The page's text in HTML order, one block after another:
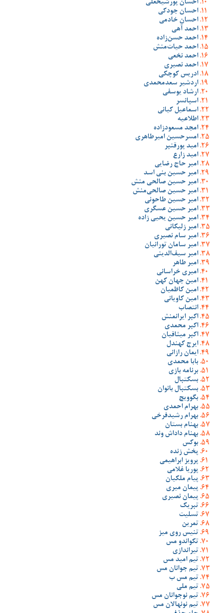
احسان پورشیخعلی
احسان جودکی
احسان خادمی
احمد آهی
احمد حسن‌زاده
احمد حیات‌منش
احمد نخعی
احمد نصیری
ادریس کوچکی
اردشیر سعدمحمدی
ارشاد یوسفی
اسپانسر
اسماعیل کیانی
اطلاعیه
امجد مسعودزاده
امسرحسین امیرطاهری
امید پورقنبر
امید زارع
امیر حاج رضایی
امیر حسین بنی اسد
امیر حسین صالحی منش
امیر حسین صالحی‌منش
امیر حسین طاحونی
امیر حسین عسگری
امیر حسین یحیی زاده
امیر زلیکانی
امیر سام نصیری
امیر سامان تورانیان
امیر سیف‌الدینی
امیر طاهر
امیری خراسانی
امین جهان کهن
امین کاظمیان
امین کاویانی
انتصاب
اکبر ایرانمنش
اکبر محمدی
اکبر میثاقیان
ایرج کهندل
ایمان رازانی
بابا محمدی
برنامه بازی
بسکتبال
بسکتبال بانوان
بگوویچ
بهرام احمدی
بهرام رشیدفرخی
بهنام بستان
بهنام داداش وند
بوکس
پخش زنده
پرویز ابراهیمی
پوریا غلامی
پیام ملکیان
پیمان میری
پیمان نصیری
تبریک
تسلیت
تمرین
تنیس روی میز
تکواندو مس
تیراندازی
تیم امید مس
تیم جوانان مس
تیم مس ب
تیم ملی
تیم نوجوانان مس
تیم نونهالان مس